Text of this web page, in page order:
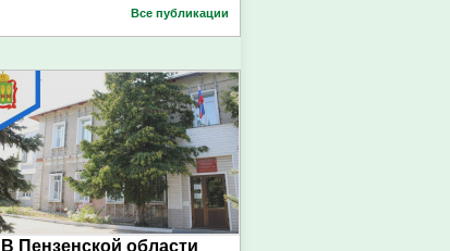
Все публикации
В Пензенской области